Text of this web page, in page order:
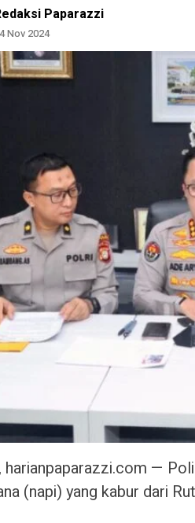
Paparazzi
Nov 2024
harianpaparazzi.com —
(napi) yang kabur dari